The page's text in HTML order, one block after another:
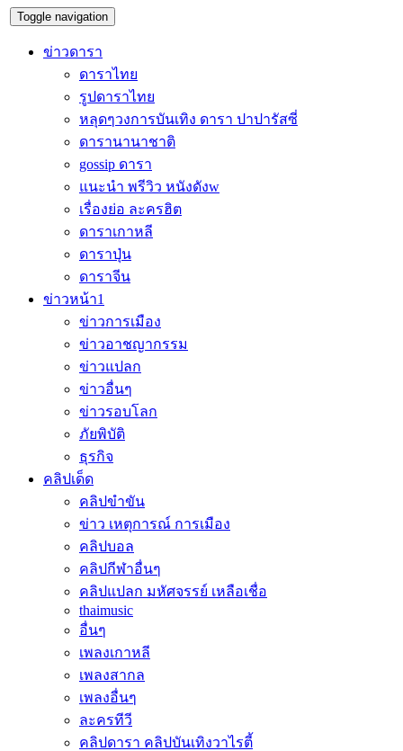
Toggle navigation
ข่าวดารา
ดาราไทย
รูปดาราไทย
หลุดๆวงการบันเทิง ดารา ปาปารัสซี่
ดารานานาชาติ
gossip ดารา
แนะนำ พรีวิว หนังดังw
เรื่องย่อ ละครฮิต
ดาราเกาหลี
ดาราปุ่น
ดาราจีน
ข่าวหน้า1
ข่าวการเมือง
ข่าวอาชญากรรม
ข่าวแปลก
ข่าวอื่นๆ
ข่าวรอบโลก
ภัยพิบัติ
ธุรกิจ
คลิปเด็ด
คลิปขำขัน
ข่าว เหตุการณ์ การเมือง
คลิปบอล
คลิปกีฬาอื่นๆ
คลิปแปลก มหัศจรรย์ เหลือเชื่อ
thaimusic
อื่นๆ
เพลงเกาหลี
เพลงสากล
เพลงอื่นๆ
ละครทีวี
คลิปดารา คลิปบันเทิงวาไรตี้